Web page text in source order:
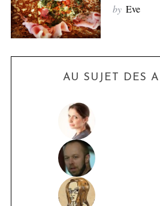
by Eve
AU SUJET DES